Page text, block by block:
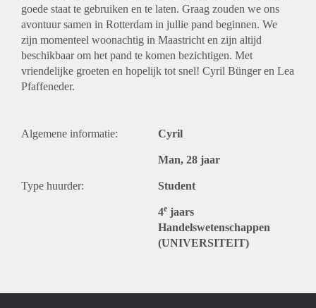
goede staat te gebruiken en te laten. Graag zouden we ons
avontuur samen in Rotterdam in jullie pand beginnen. We
zijn momenteel woonachtig in Maastricht en zijn altijd
beschikbaar om het pand te komen bezichtigen. Met
vriendelijke groeten en hopelijk tot snel! Cyril Bünger en Lea
Pfaffeneder.
Algemene informatie: Cyril
Man, 28 jaar
Type huurder: Student
4e jaars
Handelswetenschappen
(UNIVERSITEIT)